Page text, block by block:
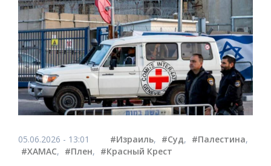
05.06.2026 - 13:01 #Израиль, #Суд, #Палестина,
#ХАМАС, #Плен, #Красный Крест